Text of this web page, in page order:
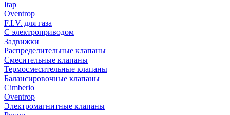
Itap
Oventrop
F.I.V. для газа
С электроприводом
Задвижки
Распределительные клапаны
Cмесительные клапаны
Термосмесительные клапаны
Балансировочные клапаны
Cimberio
Oventrop
Электромагнитные клапаны